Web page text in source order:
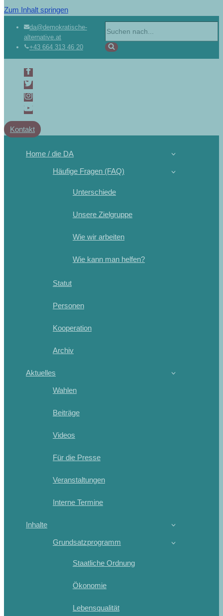
Zum Inhalt springen
da@demokratische-
alternative.at
+43 664 313 46 20
Kontakt
Home / die DA
Häufige Fragen (FAQ)
Unterschiede
Unsere Zielgruppe
Wie wir arbeiten
Wie kann man helfen?
Statut
Personen
Kooperation
Archiv
Aktuelles
Wahlen
Beiträge
Videos
Für die Presse
Veranstaltungen
Interne Termine
Inhalte
Grundsatzprogramm
Staatliche Ordnung
Ökonomie
Lebensqualität